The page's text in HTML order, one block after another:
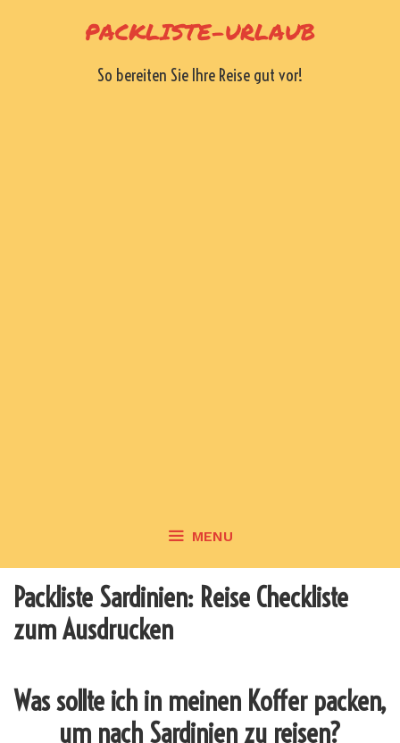
PACKLISTE-URLAUB
So bereiten Sie Ihre Reise gut vor!
MENU
Packliste Sardinien: Reise Checkliste
zum Ausdrucken
Was sollte ich in meinen Koffer packen,
um nach Sardinien zu reisen?